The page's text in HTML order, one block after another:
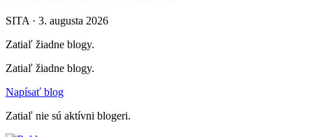
SITA · 3. augusta 2026
Zatiaľ žiadne blogy.
Zatiaľ žiadne blogy.
Napísať blog
Zatiaľ nie sú aktívni blogeri.